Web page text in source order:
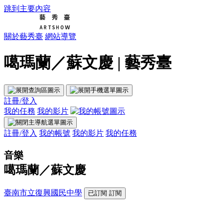
跳到主要內容
關於藝秀臺 網站導覽
噶瑪蘭／蘇文慶 | 藝秀臺
註冊/登入
我的任務 我的影片
註冊/登入 我的帳號 我的影片 我的任務
音樂
噶瑪蘭／蘇文慶
臺南市立復興國民中學 已訂閱 訂閱